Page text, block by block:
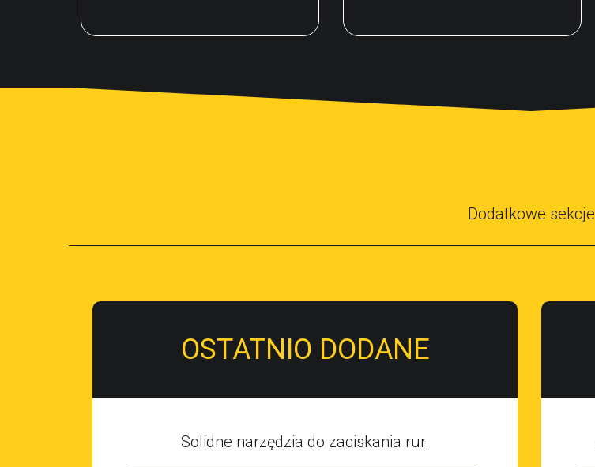
Dodatkowe sekcje
OSTATNIO DODANE
Solidne narzędzia do zaciskania rur.